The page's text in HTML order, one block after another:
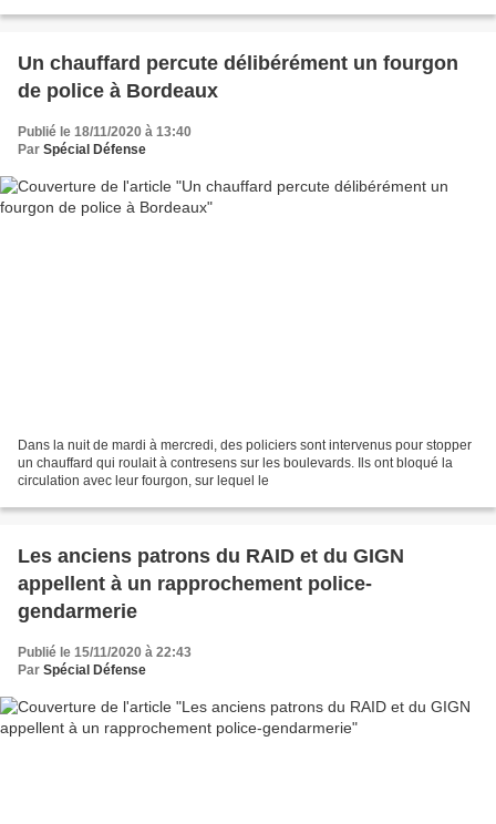
Un chauffard percute délibérément un fourgon
de police à Bordeaux
Publié le 18/11/2020 à 13:40
Par Spécial Défense
Dans la nuit de mardi à mercredi, des policiers sont intervenus pour stopper
un chauffard qui roulait à contresens sur les boulevards. Ils ont bloqué la
circulation avec leur fourgon, sur lequel le
Les anciens patrons du RAID et du GIGN
appellent à un rapprochement police-
gendarmerie
Publié le 15/11/2020 à 22:43
Par Spécial Défense